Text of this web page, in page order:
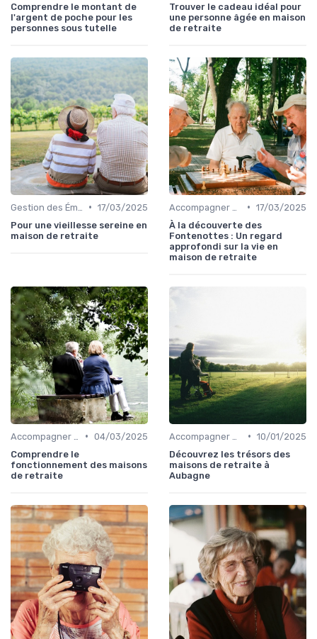
Comprendre le montant de
l'argent de poche pour les
personnes sous tutelle
Trouver le cadeau idéal pour
une personne âgée en maison
de retraite
• 17/03/2025
Pour une vieillesse sereine en
maison de retraite
• 17/03/2025
À la découverte des
Fontenottes : Un regard
approfondi sur la vie en
maison de retraite
• 04/03/2025
Comprendre le
fonctionnement des maisons
de retraite
• 10/01/2025
Découvrez les trésors des
maisons de retraite à
Aubagne